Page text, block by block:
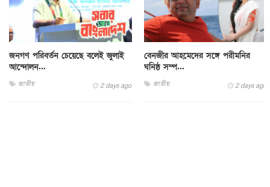
জনগণ পরিবর্তন চেয়েছে বলেই জুলাই
আন্দোলন...
জাতীয় 2 days ago
বেনজীর আহমেদের সঙ্গে পরীমনির
ঘনিষ্ঠ সম্প...
জাতীয় 2 days ago